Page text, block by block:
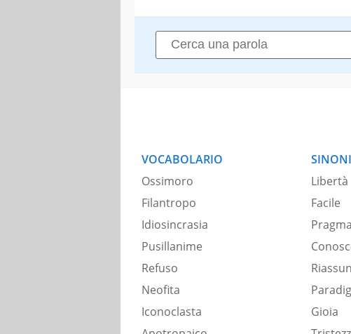
VOCABOLARIO
Ossimoro
Filantropo
Idiosincrasia
Pusillanime
Refuso
Neofita
Iconoclasta
Libertà
Facile
Gioia